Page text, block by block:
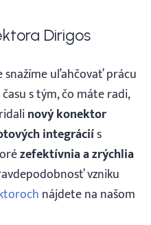
Dirigos
snažíme uľahčovať prácu
s tým, čo máte radi,
nový konektor
integráciís
zefektívnia a zrýchlia
vzniku
nájdete na našom